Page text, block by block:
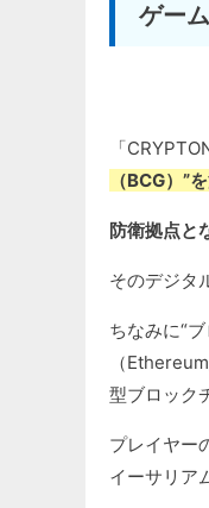
ゲー
「
（BCG）”
防衛拠点と
そのデジタ
ちなみに“
（
型ブロック
プレイヤー
イーサリア